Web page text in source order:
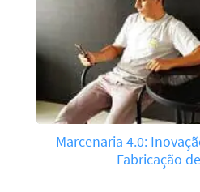
Marcenaria 4.0:
Fabricação